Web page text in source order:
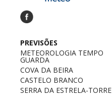
PREVISÕES
METEOROLOGIA TEMPO
GUARDA
COVA DA BEIRA
CASTELO BRANCO
SERRA DA ESTRELA-TORRE